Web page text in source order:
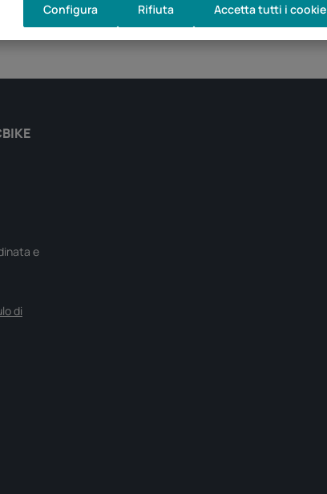
e
di
Rifiuta
Configura Accetta tutti i cookie